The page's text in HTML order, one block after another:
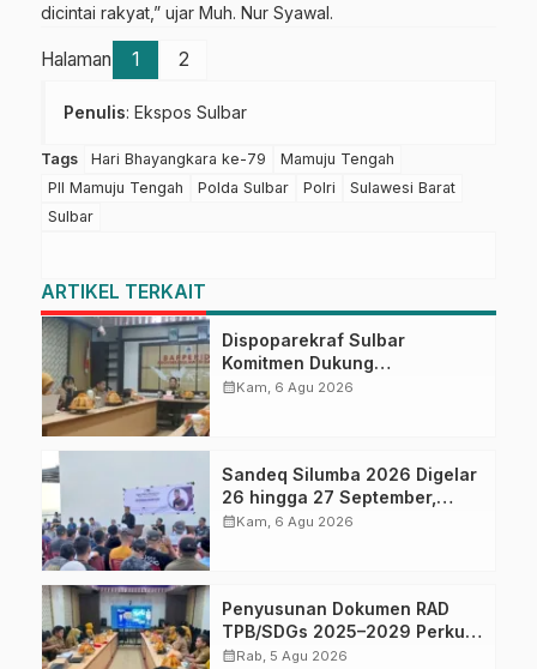
dicintai rakyat,” ujar Muh. Nur Syawal.
Halaman 1 2
Penulis: Ekspos Sulbar
Tags Hari Bhayangkara ke-79
Mamuju Tengah
PII Mamuju Tengah
Polda Sulbar Polri
Sulawesi Barat
Sulbar
ARTIKEL TERKAIT
Dispoparekraf Sulbar
Komitmen Dukung
Penyusunan RAD TPB/SDGs
calendar_monthKam, 6 Agu 2026
Sandeq Silumba 2026 Digelar
26 hingga 27 September,
Rangkaian HUT Sulbar
calendar_monthKam, 6 Agu 2026
Penyusunan Dokumen RAD
TPB/SDGs 2025–2029 Perkuat
Arah Pembangunan
calendar_monthRab, 5 Agu 2026